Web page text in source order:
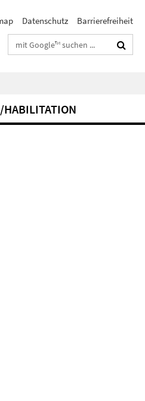
Datenschutz Barrierefreiheit
Suchbegriffe
HABILITATION